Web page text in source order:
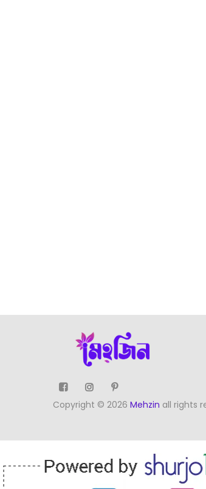
Copyright © 2026 Mehzin all rights